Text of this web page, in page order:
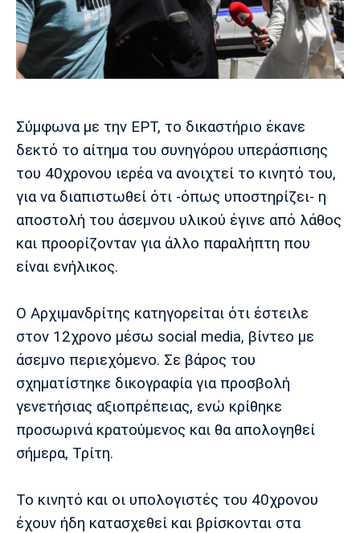
Πολιτισμός
Τραγούδια
Cine Spot
Running
Παρασκήνιο
Πρόγραμμα TV
Ιωνικός Κηφισιά Πανσερραϊκός
Μπαρτσελόνα
Ρεάλ
Μαδρίτης
Ατλέτικο
Μαδρίτης
Μάντσεστερ
Λίβερπουλ
Μάντσεστερ
Σίτι
Γιουβέντους
Ίντερ
Σύμφωνα με την ΕΡΤ, το δικαστήριο έκανε
δεκτό το αίτημα του συνηγόρου υπεράσπισης
του 40χρονου ιερέα να ανοιχτεί το κινητό του,
για να διαπιστωθεί ότι -όπως υποστηρίζει- η
αποστολή του άσεμνου υλικού έγινε από λάθος
και προορίζονταν για άλλο παραλήπτη που
είναι ενήλικος.
Ο Αρχιμανδρίτης κατηγορείται ότι έστειλε
στον 12χρονο μέσω social media, βίντεο με
άσεμνο περιεχόμενο. Σε βάρος του
σχηματίστηκε δικογραφία για προσβολή
γενετήσιας αξιοπρέπειας, ενώ κρίθηκε
προσωρινά κρατούμενος και θα απολογηθεί
σήμερα, Τρίτη.
Το κινητό και οι υπολογιστές του 40χρονου
έχουν ήδη κατασχεθεί και βρίσκονται στα